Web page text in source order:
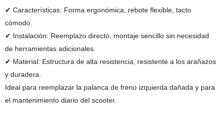
✔ Características: Forma ergonómica, rebote flexible, tacto
cómodo.
✔ Instalación: Reemplazo directo, montaje sencillo sin necesidad
de herramientas adicionales.
✔ Material: Estructura de alta resistencia, resistente a los arañazos
y duradera.
Ideal para reemplazar la palanca de freno izquierda dañada y para
el mantenimiento diario del scooter.